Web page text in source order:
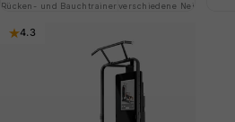
Rücken- und Bauchtrainerverschiedene
4.3